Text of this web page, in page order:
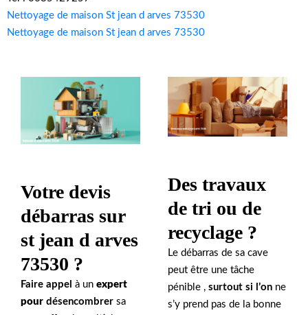
Nettoyage de maison St jean d arves 73530
Nettoyage de maison St jean d arves 73530
Votre devis
débarras sur
st jean d arves
73530 ?
Faire appel à un expert
pour désencombrer sa
Des travaux
de tri ou de
recyclage ?
Le débarras de sa cave
peut être une tâche
pénible , surtout si l’on ne
s’y prend pas de la bonne